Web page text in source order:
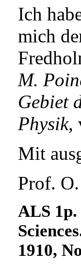
Ich
mich
M.
Gebiet
Physik,
Mit
Prof.
ALS 1p.
1910,